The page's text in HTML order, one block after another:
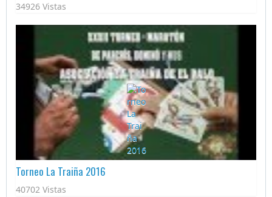
34926 Vistas
Torneo La Traiña 2016
40702 Vistas